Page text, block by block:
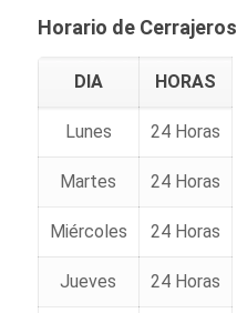
Horario de Cerrajeros
DIA HORAS
Lunes 24 Horas
Martes 24 Horas
Miércoles 24 Horas
Jueves 24 Horas